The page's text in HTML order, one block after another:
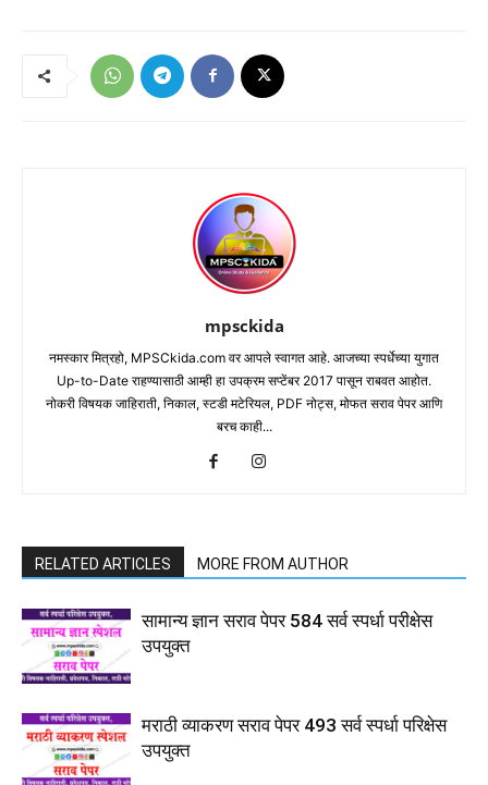
mpsckida
नमस्कार मित्रहो, MPSCkida.com वर आपले स्वागत आहे. आजच्या स्पर्धेच्या युगात
Up-to-Date राहण्यासाठी आम्ही हा उपक्रम सप्टेंबर 2017 पासून राबवत आहोत.
नोकरी विषयक जाहिराती, निकाल, स्टडी मटेरियल, PDF नोट्स, मोफत सराव पेपर आणि
बरच काही...
RELATED ARTICLES MORE FROM AUTHOR
सामान्य ज्ञान सराव पेपर 584 सर्व स्पर्धा परीक्षेस
उपयुक्त
मराठी व्याकरण सराव पेपर 493 सर्व स्पर्धा परिक्षेस
उपयुक्त